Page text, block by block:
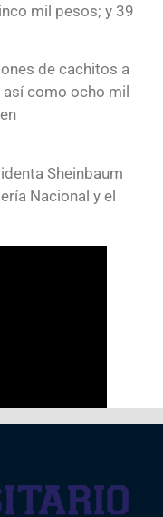
mil pesos; y 39
de cachitos a
como ocho mil
Sheinbaum
Nacional y el